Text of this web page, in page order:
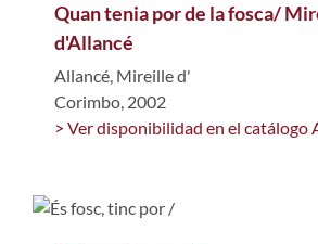
Quan tenia por de la fosca/
d'Allancé
Allancé, Mireille d'
Corimbo, 2002
> Ver disponibilidad en el catálogo